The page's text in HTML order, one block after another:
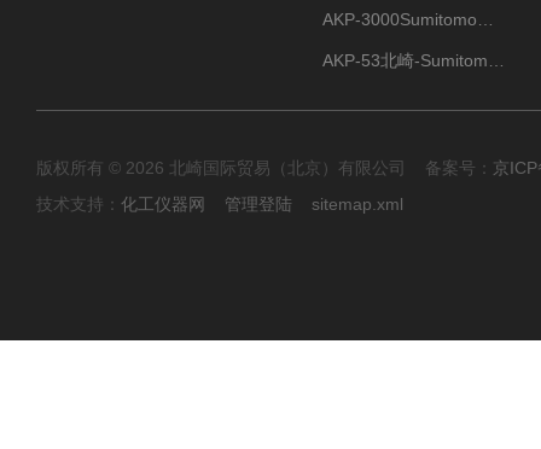
版权所有 © 2026 北崎国际贸易（北京）有限公司 备案号： 京
技术支持： 化工仪器网 管理登陆 sitemap.xml